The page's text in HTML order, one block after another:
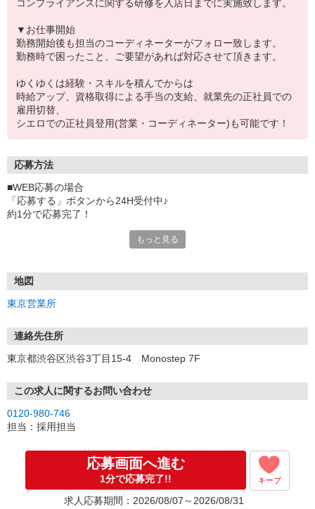
コンプライアンスに関する研修を入店日までに実施致します。
▼お仕事開始
勤務開始後も担当のコーディネーターがフォロー致します。
勤務時で困ったこと、ご要望があれば対応させて頂きます。
ゆくゆくは経験・スキルを積んでからは
時給アップ、資格取得による手当の支給、就業先の正社員での
雇用切替、
シエロでの正社員登用(営業・コーディネーター)も可能です！
応募方法
■WEB応募の場合
「応募する」ボタンから24H受付中♪
約1分で応募完了！
①応募から3営業日を目安に、メールorお電話でご連絡します。
★スマホでWEB面接（LINEなど）・出張面接・事務所面接と選べま
す
③面接実施（履歴書不要）
※ご希望があれば、職場見学の調整もOKです！
お気軽にご応募ください♪
もっと見る
地図
東京営業所
連絡先住所
東京都渋谷区渋谷3丁目15-4 Monostep 7F
この求人に関するお問い合わせ
0120-980-746
担当：採用担当
応募画面へ進む
1分で応募完了!! キープ
求人応募期間：2026/08/07～2026/08/31